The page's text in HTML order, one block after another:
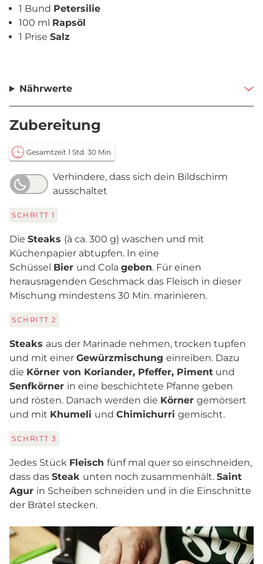
1 Bund Petersilie
100 ml Rapsöl
1 Prise Salz
Nährwerte
Zubereitung
Gesamtzeit 1 Std. 30 Min.
Verhindere, dass sich dein Bildschirm
ausschaltet
SCHRITT 1
Die Steaks (à ca. 300 g) waschen und mit
Küchenpapier abtupfen. In eine
Schüssel Bier und Cola geben. Für einen
herausragenden Geschmack das Fleisch in dieser
Mischung mindestens 30 Min. marinieren.
SCHRITT 2
Steaks aus der Marinade nehmen, trocken tupfen
und mit einer Gewürzmischung einreiben. Dazu
die Körner von Koriander, Pfeffer, Piment und
Senfkörner in eine beschichtete Pfanne geben
und rösten. Danach werden die Körner gemörsert
und mit Khumeli und Chimichurri gemischt.
SCHRITT 3
Jedes Stück Fleisch fünf mal quer so einschneiden,
dass das Steak unten noch zusammenhält. Saint
Agur in Scheiben schneiden und in die Einschnitte
der Brätel stecken.